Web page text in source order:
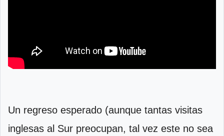
Un regreso esperado (aunque tantas visitas
inglesas al Sur preocupan, tal vez este no sea